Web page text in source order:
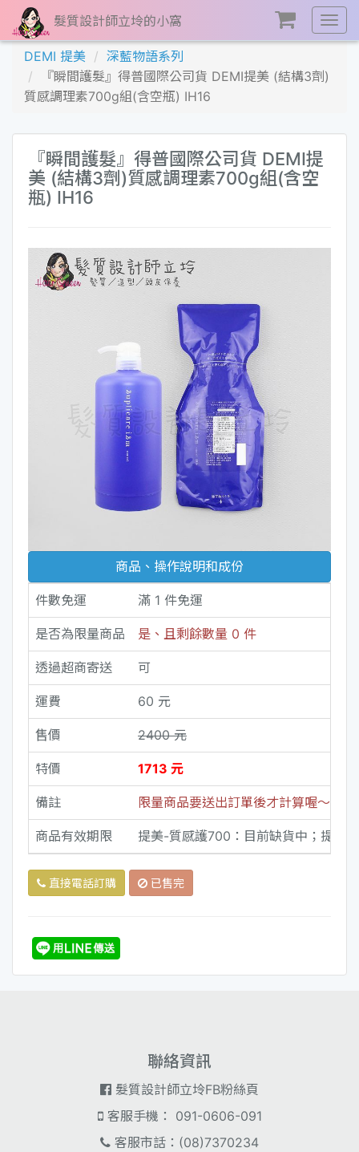
展
開
髮質設計師立坽的小窩
DEMI 提美
深藍物語系列
『瞬間護髮』得普國際公司貨 DEMI提美 (結構3劑)
質感調理素700g組(含空瓶) IH16
『瞬間護髮』得普國際公司貨 DEMI提
美 (結構3劑)質感調理素700g組(含空
瓶) IH16
商品、操作說明和成份
件數免運 滿 1 件免運
是否為限量商品 是、且剩餘數量 0 件
透過超商寄送 可
運費 60 元
售價 2400 元
特價 1713 元
備註 限量商品要送出訂單後才計算喔～建
商品有效期限 提美-質感護700：目前缺貨中；提美-
直接電話訂購 已售完
聯絡資訊
髮質設計師立坽FB粉絲頁
客服手機： 091-0606-091
客服市話：(08)7370234